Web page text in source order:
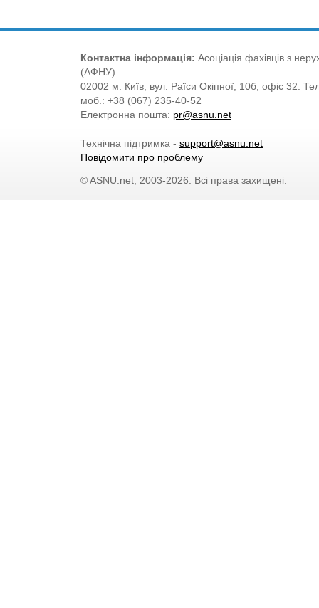
Контактна інформація: Асоціація фахівців з
(АФНУ)
02002 м. Київ, вул. Раїси Окіпної, 10б, офіс 32.
моб.: +38 (067) 235-40-52
Електронна пошта: pr@asnu.net
Технічна підтримка - support@asnu.net
Повідомити про проблему
© ASNU.net, 2003-2026. Всі права захищені.